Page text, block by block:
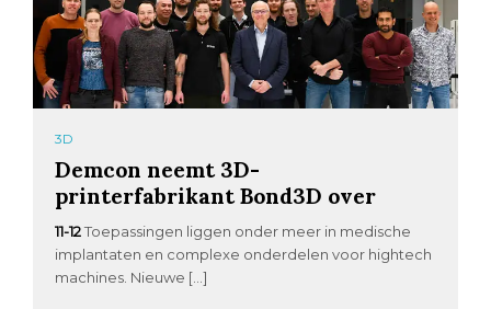
3D
Demcon neemt 3D-
printerfabrikant Bond3D over
11-12 Toepassingen liggen onder meer in medische
implantaten en complexe onderdelen voor hightech
machines. Nieuwe […]